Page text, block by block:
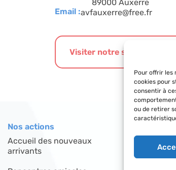
Pour offrir les
cookies pour
consentir à
ou de retirer
89000 Auxerre
Email :avfauxerre@free.fr
Visiter notre site internet
Nos actions
Accueil des nouveaux
arrivants
Répertoire
Découvrir